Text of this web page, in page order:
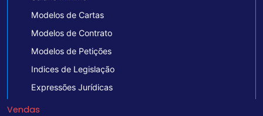
Modelos de Cartas
Modelos de Contrato
Modelos de Petições
Indices de Legislação
Expressões Jurídicas
Vendas